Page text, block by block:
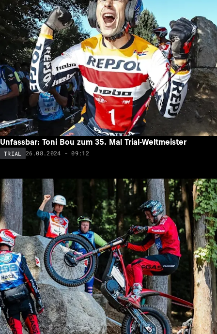
Unfassbar: Toni Bou zum 35. Mal Trial-Weltmeister
TRIAL 26.08.2024 - 09:12